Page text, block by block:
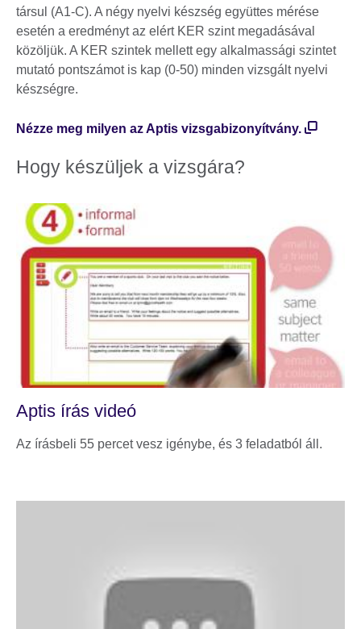
társul (A1-C). A négy nyelvi készség együttes mérése
esetén a eredményt az elért KER szint megadásával
közöljük. A KER szintek mellett egy alkalmassági szintet
mutató pontszámot is kap (0-50) minden vizsgált nyelvi
készségre.
Nézze meg milyen az Aptis vizsgabizonyítvány.
Hogy készüljek a vizsgára?
Aptis írás videó
Az írásbeli 55 percet vesz igénybe, és 3 feladatból áll.